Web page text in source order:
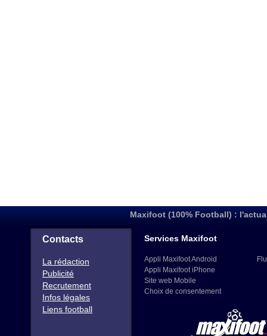
Maxifoot (100% Football) :
Contacts
La rédaction
Publicité
Recrutement
Infos légales
Liens football
Services Maxifoot
Appli Maxifoot Android
Appli Maxifoot iPhone
Site web Mobile
Choix de consentement